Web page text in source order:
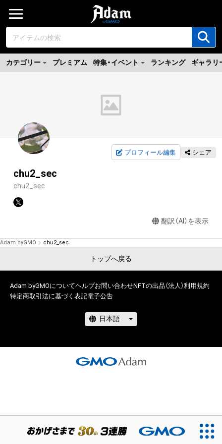
カテゴリー プレミアム 特集・イベント ランキング ギャラリ
プロフィール編集 シェア
chu2_sec
chu2_sec
翻訳（AI）を表示
Adam byGMO chu2_sec
トップへ戻る
Adam byGMOについてヘルプお問い合わせNFTの出品（法人）利用規約
特定商取引法に基づく表記電子公告